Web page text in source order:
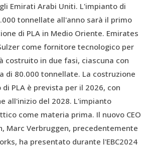
Emirati Arabi Uniti. L'impianto di
tonnellate all'anno sarà il primo
di PLA in Medio Oriente. Emirates
come fornitore tecnologico per
costruito in due fasi, ciascuna con
di 80.000 tonnellate. La costruzione
PLA è prevista per il 2026, con
all'inizio del 2028. L'impianto
come materia prima. Il nuovo CEO
Marc Verbruggen, precedentemente
ha presentato durante l'EBC2024